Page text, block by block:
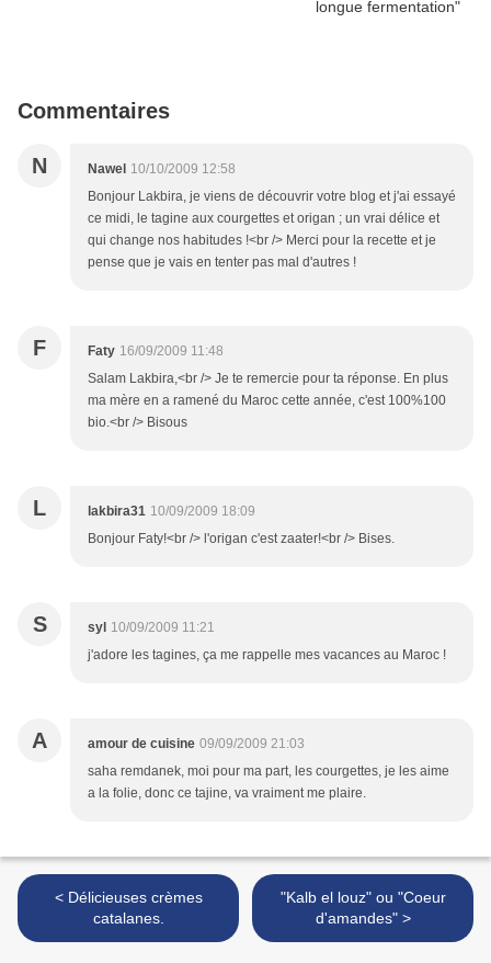
Commentaires
N Nawel 10/10/2009 12:58
Bonjour Lakbira, je viens de découvrir votre blog et j'ai essayé
ce midi, le tagine aux courgettes et origan ; un vrai délice et
qui change nos habitudes !<br /> Merci pour la recette et je
pense que je vais en tenter pas mal d'autres !
F Faty 16/09/2009 11:48
Salam Lakbira,<br /> Je te remercie pour ta réponse. En plus
ma mère en a ramené du Maroc cette année, c'est 100%100
bio.<br /> Bisous
L lakbira31 10/09/2009 18:09
Bonjour Faty!<br /> l'origan c'est zaater!<br /> Bises.
S syl 10/09/2009 11:21
j'adore les tagines, ça me rappelle mes vacances au Maroc !
A amour de cuisine 09/09/2009 21:03
saha remdanek, moi pour ma part, les courgettes, je les aime
a la folie, donc ce tajine, va vraiment me plaire.
< Délicieuses crèmes
catalanes.
"Kalb el louz" ou "Coeur
d'amandes" >